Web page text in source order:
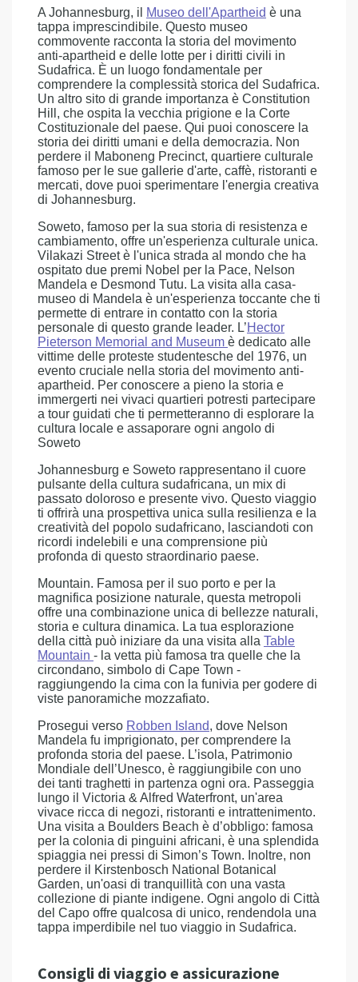
A Johannesburg, il
Museo dell'Apartheid è una
tappa imprescindibile. Questo museo
commovente racconta la storia del movimento
anti-apartheid e delle lotte per i diritti civili in
Sudafrica. È un luogo fondamentale per
comprendere la complessità storica del Sudafrica.
Un altro sito di grande importanza è Constitution
Hill, che ospita la vecchia prigione e la Corte
Costituzionale del paese. Qui puoi conoscere la
storia dei diritti umani e della democrazia. Non
perdere il Maboneng Precinct, quartiere culturale
famoso per le sue gallerie d'arte, caffè, ristoranti e
mercati, dove puoi sperimentare l'energia creativa
di Johannesburg.
Soweto, famoso per la sua storia di resistenza e
cambiamento, offre un'esperienza culturale unica.
Vilakazi Street è l'unica strada al mondo che ha
ospitato due premi Nobel per la Pace, Nelson
Mandela e Desmond Tutu. La visita alla casa-
museo di Mandela è un'esperienza toccante che ti
permette di entrare in contatto con la storia
personale di questo grande leader. L’Hector
Pieterson Memorial and Museum è dedicato alle
vittime delle proteste studentesche del 1976, un
evento cruciale nella storia del movimento anti-
apartheid. Per conoscere a pieno la storia e
immergerti nei vivaci quartieri potresti partecipare
a tour guidati che ti permetteranno di esplorare la
cultura locale e assaporare ogni angolo di
Soweto
Johannesburg e Soweto rappresentano il cuore
pulsante della cultura sudafricana, un mix di
passato doloroso e presente vivo. Questo viaggio
ti offrirà una prospettiva unica sulla resilienza e la
creatività del popolo sudafricano, lasciandoti con
ricordi indelebili e una comprensione più
profonda di questo straordinario paese.
Mountain. Famosa per il suo porto e per la
magnifica posizione naturale, questa metropoli
offre una combinazione unica di bellezze naturali,
storia e cultura dinamica. La tua esplorazione
della città può iniziare da una visita alla Table
Mountain - la vetta più famosa tra quelle che la
circondano, simbolo di Cape Town -
raggiungendo la cima con la funivia per godere di
viste panoramiche mozzafiato.
Prosegui verso Robben Island, dove Nelson
Mandela fu imprigionato, per comprendere la
profonda storia del paese. L’isola, Patrimonio
Mondiale dell’Unesco, è raggiungibile con uno
dei tanti traghetti in partenza ogni ora. Passeggia
lungo il Victoria & Alfred Waterfront, un'area
vivace ricca di negozi, ristoranti e intrattenimento.
Una visita a Boulders Beach è d’obbligo: famosa
per la colonia di pinguini africani, è una splendida
spiaggia nei pressi di Simon’s Town. Inoltre, non
perdere il Kirstenbosch National Botanical
Garden, un'oasi di tranquillità con una vasta
collezione di piante indigene. Ogni angolo di Città
del Capo offre qualcosa di unico, rendendola una
tappa imperdibile nel tuo viaggio in Sudafrica.
Consigli di viaggio e assicurazione